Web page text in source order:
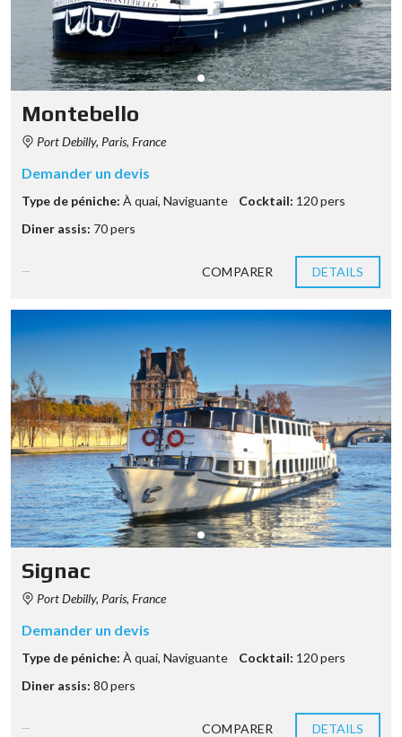
Montebello
Port Debilly, Paris, France
Demander un devis
Type de péniche: À quai, Naviguante Cocktail: 120 pers
Diner assis: 70 pers
COMPARER DETAILS
Signac
Port Debilly, Paris, France
Demander un devis
Type de péniche: À quai, Naviguante Cocktail: 120 pers
Diner assis: 80 pers
COMPARER DETAILS